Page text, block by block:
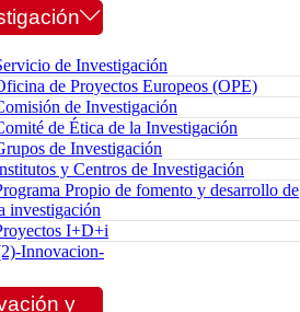
de Investigación
de Proyectos Europeos (OPE)
de Investigación
de Ética de la Investigación
de Investigación
y Centros de Investigación
Propio de fomento y desarrollo de
investigación
I+D+i
Innovacion-
y